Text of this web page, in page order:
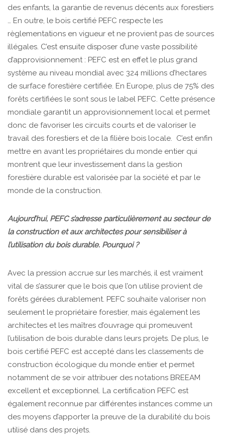
des enfants, la garantie de revenus décents aux forestiers
… En outre, le bois certifié PEFC respecte les
règlementations en vigueur et ne provient pas de sources
illégales. C’est ensuite disposer d’une vaste possibilité
d’approvisionnement : PEFC est en effet le plus grand
système au niveau mondial avec 324 millions d’hectares
de surface forestière certifiée. En Europe, plus de 75% des
forêts certifiées le sont sous le label PEFC. Cette présence
mondiale garantit un approvisionnement local et permet
donc de favoriser les circuits courts et de valoriser le
travail des forestiers et de la filière bois locale. C’est enfin
mettre en avant les propriétaires du monde entier qui
montrent que leur investissement dans la gestion
forestière durable est valorisée par la société et par le
monde de la construction.
Aujourd’hui, PEFC s’adresse particulièrement au secteur de
la construction et aux architectes pour sensibiliser à
l’utilisation du bois durable. Pourquoi ?
Avec la pression accrue sur les marchés, il est vraiment
vital de s’assurer que le bois que l’on utilise provient de
forêts gérées durablement. PEFC souhaite valoriser non
seulement le propriétaire forestier, mais également les
architectes et les maîtres d’ouvrage qui promeuvent
l’utilisation de bois durable dans leurs projets. De plus, le
bois certifié PEFC est accepté dans les classements de
construction écologique du monde entier et permet
notamment de se voir attribuer des notations BREEAM
excellent et exceptionnel. La certification PEFC est
également reconnue par différentes instances comme un
des moyens d’apporter la preuve de la durabilité du bois
utilisé dans des projets.